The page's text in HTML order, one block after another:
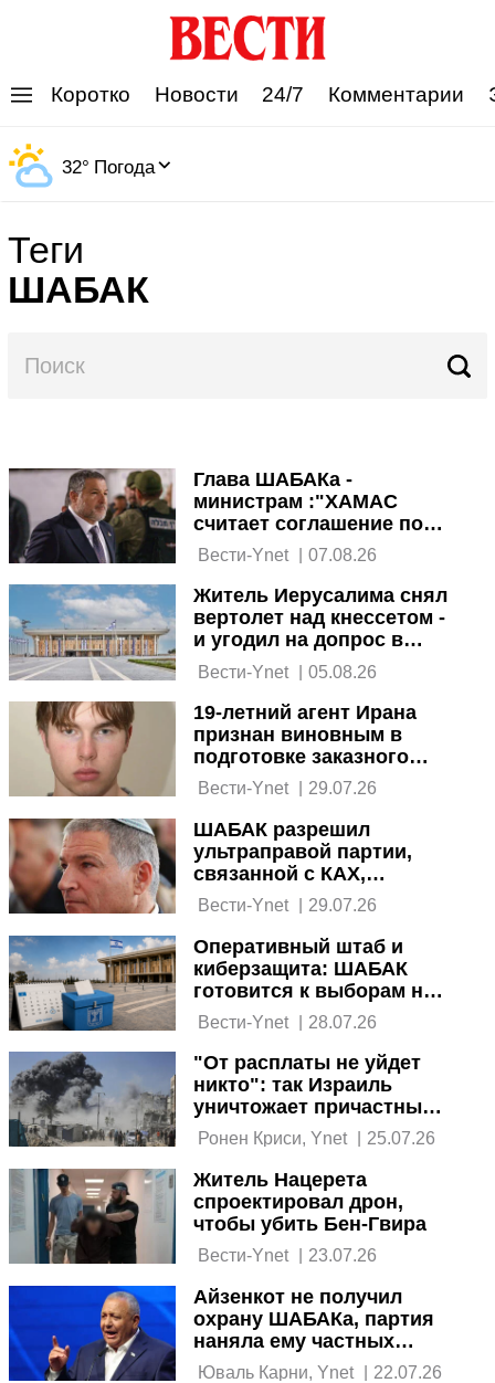
Коротко Новости 24/7 Комментарии
32° Погода
Теги
ШАБАК
Глава ШАБАКа -
министрам :"ХАМАС
считает соглашение по
Газе своей политической
победой"
Вести-Ynet | 07.08.26
Житель Иерусалима снял
вертолет над кнессетом -
и угодил на допрос в
ШАБАК
Вести-Ynet | 05.08.26
19-летний агент Ирана
признан виновным в
подготовке заказного
убийства Вести-Ynet | 29.07.26
ШАБАК разрешил
ультраправой партии,
связанной с КАХ,
участвовать в выборах
Вести-Ynet | 29.07.26
Оперативный штаб и
киберзащита: ШАБАК
готовится к выборам на
фоне угроз Ирана и
России
Вести-Ynet | 28.07.26
"От расплаты не уйдет
никто": так Израиль
уничтожает причастных к
резне 7 октября Ронен Криси, Ynet 25.07.26
Житель Нацерета
спроектировал дрон,
чтобы убить Бен-Гвира
Вести-Ynet | 23.07.26
Айзенкот не получил
охрану ШАБАКа, партия
наняла ему частных
телохранителей Юваль Карни, Ynet | 22.07.26